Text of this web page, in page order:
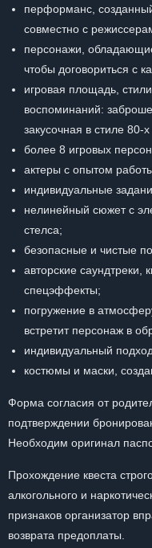
перформанс,
совместно с
персонажи,
чтобы договориться с
игровая площадь,
воспоминаний:
закусочная в стиле
более 8 игровых
актеры с опытом
индивидуальные
нелинейный сюжет с
стелса;
безопасные и чистые
авторские саундтреки,
спецэффекты;
погружение в
встретит персонаж в
индивидуальный
костюмы и маски,
Форма согласия от
подтверждении
Необходим оригинал
Прохождение квеста
алкогольного и
признаков организатор
возврата предоплаты.